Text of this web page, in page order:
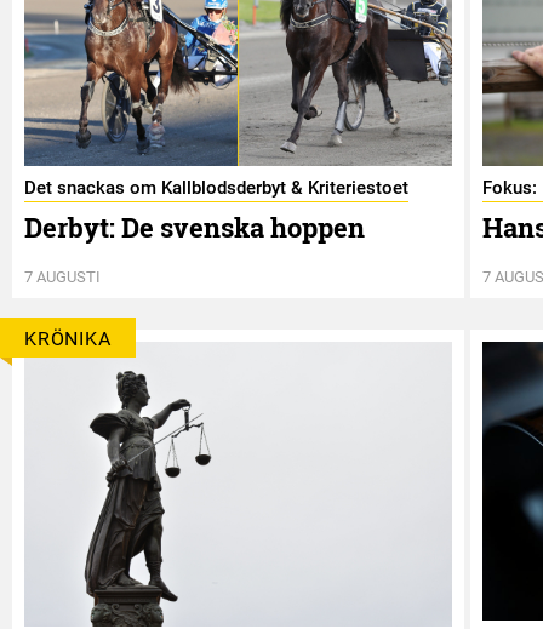
Det snackas om Kallblodsderbyt & Kriteriestoet
Derbyt: De svenska hoppen
7 AUGUSTI
Fokus:
7
KRÖNIKA